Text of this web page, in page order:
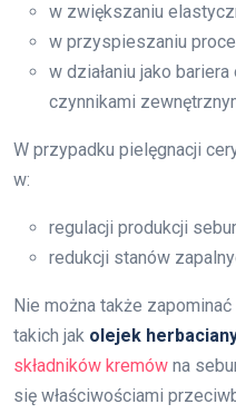
w zwiększaniu
w przyspieszaniu
w działaniu jako
czynnikami
W przypadku pielęgnacji
w:
regulacji produkcji
redukcji stanów
Nie można także
takich jak olejek
składników kremów na
się właściwościami